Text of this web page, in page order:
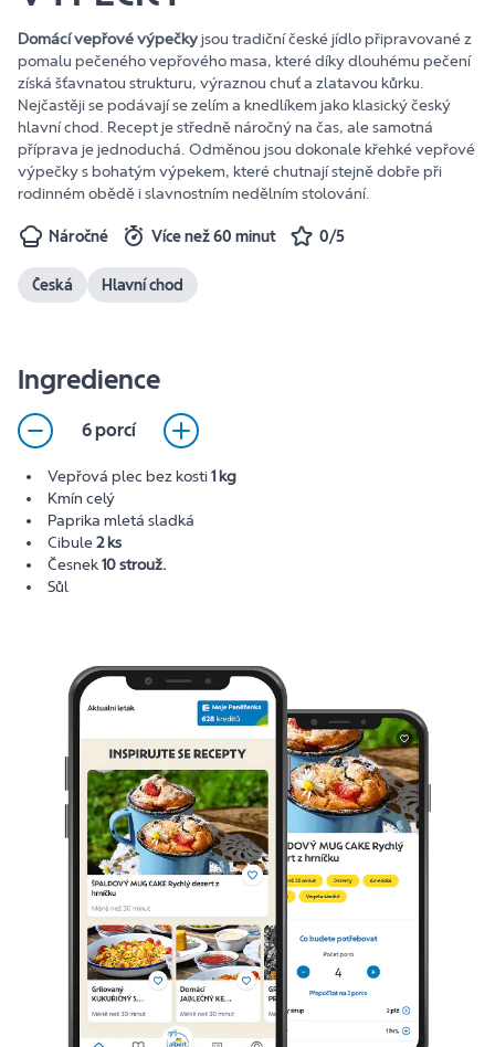
Domácí vepřové výpečkyjsou tradiční české jídlo připravované z
pomalu pečeného vepřového masa, které díky dlouhému pečení
získá šťavnatou strukturu, výraznou chuť a zlatavou kůrku.
Nejčastěji se podávají se zelím a knedlíkem jako klasický český
hlavní chod. Recept je středně náročný na čas, ale samotná
příprava je jednoduchá. Odměnou jsou dokonale křehké vepřové
výpečky s bohatým výpekem, které chutnají stejně dobře při
rodinném obědě i slavnostním nedělním stolování.
Náročné Více než 60 minut 0/5
Česká Hlavní chod
Ingredience
6 porcí
Vepřová plec bez kosti 1 kg
Kmín celý
Paprika mletá sladká
Cibule2 ks
Česnek10 strouž.
Sůl